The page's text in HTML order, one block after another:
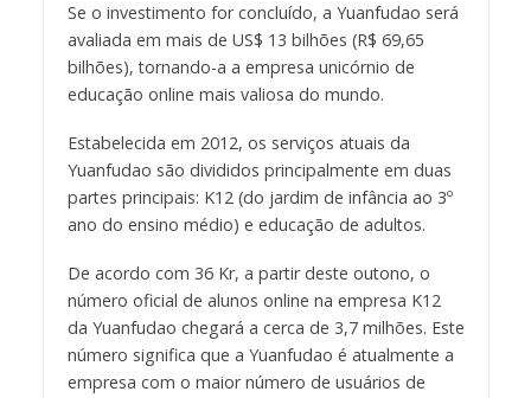
Se o investimento for concluído, a Yuanfudao será
avaliada em mais de US$ 13 bilhões (R$ 69,65
bilhões), tornando-a a empresa unicórnio de
educação online mais valiosa do mundo.
Estabelecida em 2012, os serviços atuais da
Yuanfudao são divididos principalmente em duas
partes principais: K12 (do jardim de infância ao 3º
ano do ensino médio) e educação de adultos.
De acordo com 36 Kr, a partir deste outono, o
número oficial de alunos online na empresa K12
da Yuanfudao chegará a cerca de 3,7 milhões. Este
número significa que a Yuanfudao é atualmente a
empresa com o maior número de usuários de